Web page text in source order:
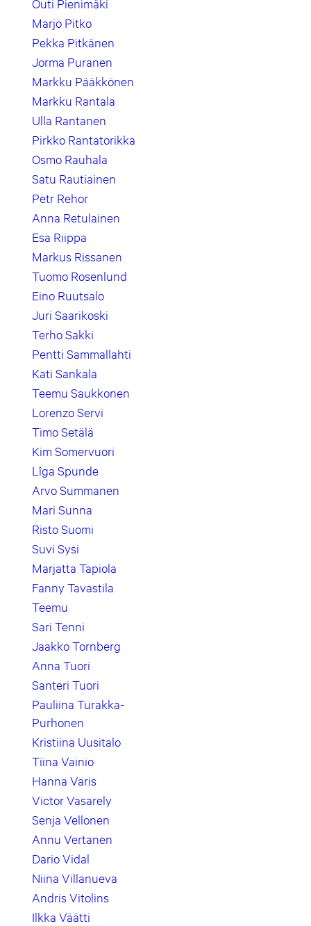
Outi Pienimäki
Marjo Pitko
Pekka Pitkänen
Jorma Puranen
Markku Pääkkönen
Markku Rantala
Ulla Rantanen
Pirkko Rantatorikka
Osmo Rauhala
Satu Rautiainen
Petr Rehor
Anna Retulainen
Esa Riippa
Markus Rissanen
Tuomo Rosenlund
Eino Ruutsalo
Juri Saarikoski
Terho Sakki
Pentti Sammallahti
Kati Sankala
Teemu Saukkonen
Lorenzo Servi
Timo Setälä
Kim Somervuori
Lîga Spunde
Arvo Summanen
Mari Sunna
Risto Suomi
Suvi Sysi
Marjatta Tapiola
Fanny Tavastila
Teemu
Sari Tenni
Jaakko Tornberg
Anna Tuori
Santeri Tuori
Pauliina Turakka-
Purhonen
Kristiina Uusitalo
Tiina Vainio
Hanna Varis
Victor Vasarely
Senja Vellonen
Annu Vertanen
Dario Vidal
Niina Villanueva
Andris Vitolins
Ilkka Väätti